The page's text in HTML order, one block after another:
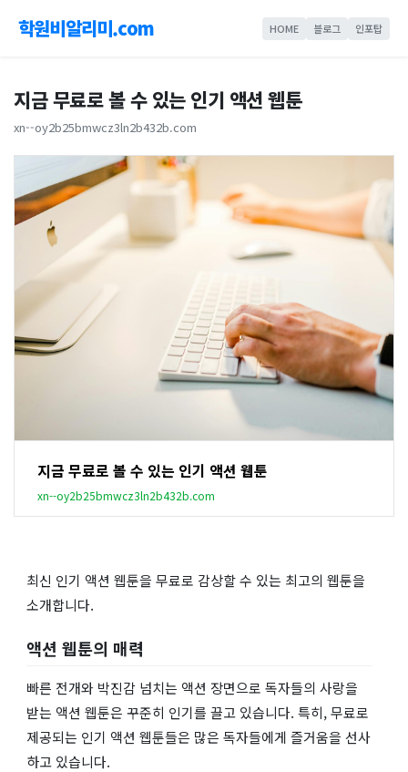
학원비알리미.com HOME 블로그 인포탑
지금 무료로 볼 수 있는 인기 액션 웹툰
xn--oy2b25bmwcz3ln2b432b.com
지금 무료로 볼 수 있는 인기 액션 웹툰
xn--oy2b25bmwcz3ln2b432b.com
최신 인기 액션 웹툰을 무료로 감상할 수 있는 최고의 웹툰을
소개합니다.
액션 웹툰의 매력
빠른 전개와 박진감 넘치는 액션 장면으로 독자들의 사랑을
받는 액션 웹툰은 꾸준히 인기를 끌고 있습니다. 특히, 무료로
제공되는 인기 액션 웹툰들은 많은 독자들에게 즐거움을 선사
하고 있습니다.